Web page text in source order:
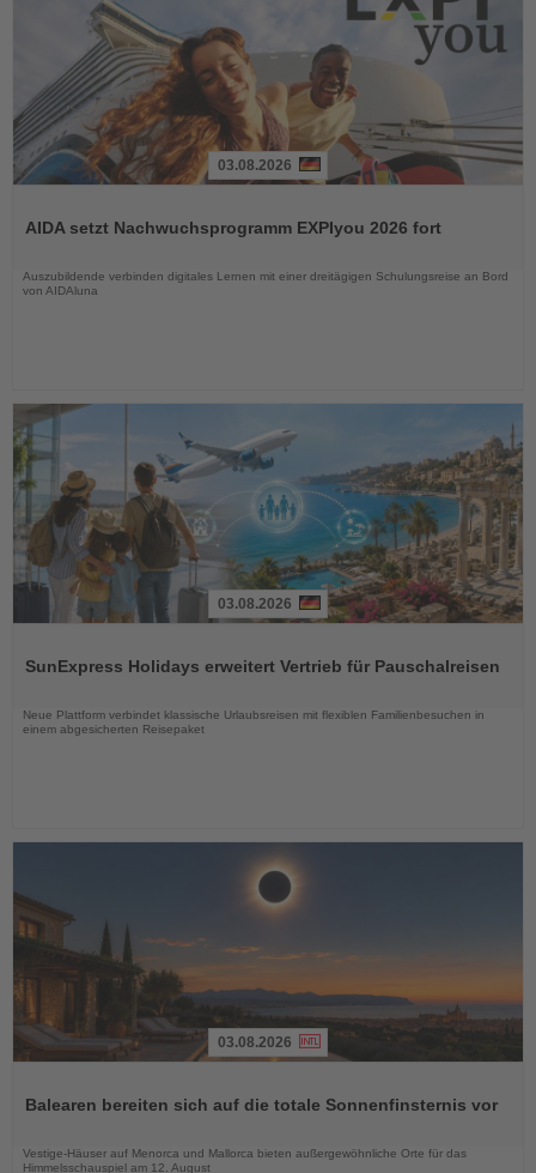
die
03.08.2026
AIDA setzt Nachwuchsprogramm EXPIyou 2026 fort
Auszubildende verbinden digitales Lernen mit einer dreitägigen Schulungsreise an Bord
von AIDAluna
die
03.08.2026
SunExpress Holidays erweitert Vertrieb für Pauschalreisen
Neue Plattform verbindet klassische Urlaubsreisen mit flexiblen Familienbesuchen in
einem abgesicherten Reisepaket
die
03.08.2026
Balearen bereiten sich auf die totale Sonnenfinsternis vor
Vestige-Häuser auf Menorca und Mallorca bieten außergewöhnliche Orte für das
Himmelsschauspiel am 12. August